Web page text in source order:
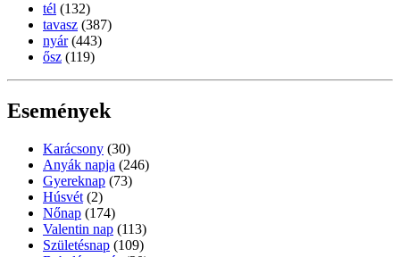
tél (132)
tavasz (387)
nyár (443)
ősz (119)
Események
Karácsony (30)
Anyák napja (246)
Gyereknap (73)
Húsvét (2)
Nőnap (174)
Valentin nap (113)
Születésnap (109)